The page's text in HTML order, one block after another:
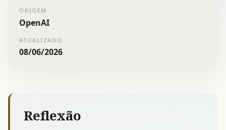
ORIGEM
OpenAI
ATUALIZADO
08/06/2026
Reflexão